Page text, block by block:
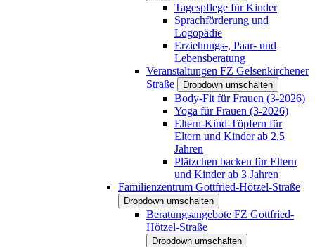
Tagespflege für Kinder
Sprachförderung und
Logopädie
Erziehungs-, Paar- und
Lebensberatung
Veranstaltungen FZ Gelsenkirchener
Straße
Dropdown umschalten
Body-Fit für Frauen (3-2026)
Yoga für Frauen (3-2026)
Eltern-Kind-Töpfern für
Eltern und Kinder ab 2,5
Jahren
Plätzchen backen für Eltern
und Kinder ab 3 Jahren
Familienzentrum Gottfried-Hötzel-Straße
Dropdown umschalten
Beratungsangebote FZ Gottfried-
Hötzel-Straße
Dropdown umschalten